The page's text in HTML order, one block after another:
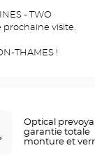
- TWO
prochaine visite.
THAMES !
Optical
garantie totale
monture et